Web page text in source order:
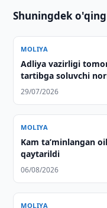
Shuningdek o'qing
MOLIYA
Adliya vazirligi
tartibga soluvchi
ro‘yxatidan o‘tkazildi
29/07/2026
MOLIYA
Kam taʼminlangan
qaytarildi
06/08/2026
MOLIYA